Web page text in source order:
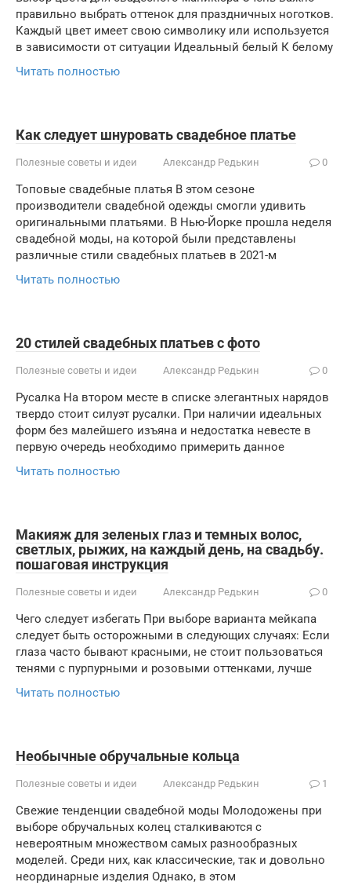
правильно выбрать оттенок для праздничных ноготков.
Каждый цвет имеет свою символику или используется
в зависимости от ситуации Идеальный белый К белому
Читать полностью
Как следует шнуровать свадебное платье
Полезные советы и идеи Александр Редькин 0
Топовые свадебные платья В этом сезоне
производители свадебной одежды смогли удивить
оригинальными платьями. В Нью-Йорке прошла неделя
свадебной моды, на которой были представлены
различные стили свадебных платьев в 2021-м
Читать полностью
20 стилей свадебных платьев с фото
Полезные советы и идеи Александр Редькин 0
Русалка На втором месте в списке элегантных нарядов
твердо стоит силуэт русалки. При наличии идеальных
форм без малейшего изъяна и недостатка невесте в
первую очередь необходимо примерить данное
Читать полностью
Макияж для зеленых глаз и темных волос,
светлых, рыжих, на каждый день, на свадьбу.
пошаговая инструкция
Полезные советы и идеи Александр Редькин 0
Чего следует избегать При выборе варианта мейкапа
следует быть осторожными в следующих случаях: Если
глаза часто бывают красными, не стоит пользоваться
тенями с пурпурными и розовыми оттенками, лучше
Читать полностью
Необычные обручальные кольца
Полезные советы и идеи Александр Редькин 1
Свежие тенденции свадебной моды Молодожены при
выборе обручальных колец сталкиваются с
невероятным множеством самых разнообразных
моделей. Среди них, как классические, так и довольно
неординарные изделия Однако, в этом